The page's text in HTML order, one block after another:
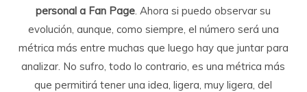
personal a Fan Page . Ahora si puedo observar su
evolución, aunque, como siempre, el número será una
métrica más entre muchas que luego hay que juntar para
analizar. No sufro, todo lo contrario, es una métrica más
que permitirá tener una idea, ligera, muy ligera, del